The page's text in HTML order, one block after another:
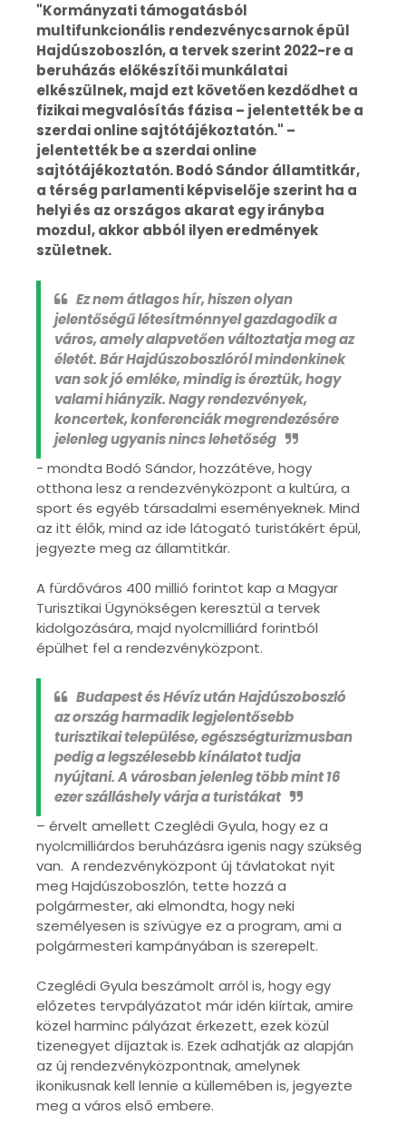
"Kormányzati támogatásból
multifunkcionális rendezvénycsarnok épül
Hajdúszoboszlón, a tervek szerint 2022-re a
beruházás előkészítői munkálatai
elkészülnek, majd ezt követően kezdődhet a
fizikai megvalósítás fázisa – jelentették be a
szerdai online sajtótájékoztatón." –
jelentették be a szerdai online
sajtótájékoztatón. Bodó Sándor államtitkár,
a térség parlamenti képviselője szerint ha a
helyi és az országos akarat egy irányba
mozdul, akkor abból ilyen eredmények
születnek.
Ez nem átlagos hír, hiszen olyan
jelentőségű létesítménnyel gazdagodik a
város, amely alapvetően változtatja meg az
életét. Bár Hajdúszoboszlóról mindenkinek
van sok jó emléke, mindig is éreztük, hogy
valami hiányzik. Nagy rendezvények,
koncertek, konferenciák megrendezésére
jelenleg ugyanis nincs lehetőség
- mondta Bodó Sándor, hozzátéve, hogy
otthona lesz a rendezvényközpont a kultúra, a
sport és egyéb társadalmi eseményeknek. Mind
az itt élők, mind az ide látogató turistákért épül,
jegyezte meg az államtitkár.
A fürdőváros 400 millió forintot kap a Magyar
Turisztikai Ügynökségen keresztül a tervek
kidolgozására, majd nyolcmilliárd forintból
épülhet fel a rendezvényközpont.
Budapest és Hévíz után Hajdúszoboszló
az ország harmadik legjelentősebb
turisztikai települése, egészségturizmusban
pedig a legszélesebb kínálatot tudja
nyújtani. A városban jelenleg több mint 16
ezer szálláshely várja a turistákat
– érvelt amellett Czeglédi Gyula, hogy ez a
nyolcmilliárdos beruházásra igenis nagy szükség
van. A rendezvényközpont új távlatokat nyit
meg Hajdúszoboszlón, tette hozzá a
polgármester, aki elmondta, hogy neki
személyesen is szívügye ez a program, ami a
polgármesteri kampányában is szerepelt.
Czeglédi Gyula beszámolt arról is, hogy egy
előzetes tervpályázatot már idén kiírtak, amire
közel harminc pályázat érkezett, ezek közül
tizenegyet díjaztak is. Ezek adhatják az alapján
az új rendezvényközpontnak, amelynek
ikonikusnak kell lennie a küllemében is, jegyezte
meg a város első embere.